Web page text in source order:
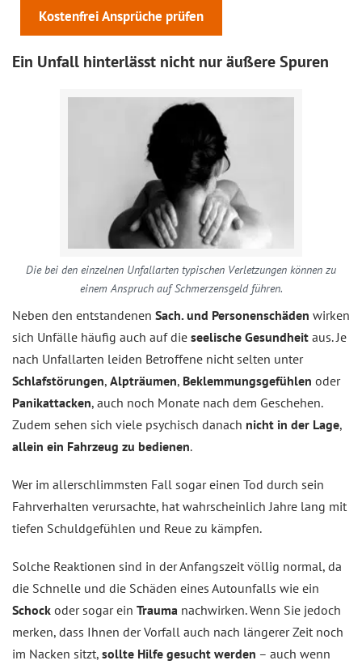
Kostenfrei Ansprüche prüfen
Ein Unfall hinterlässt nicht nur äußere Spuren
Die bei den einzelnen Unfallarten typischen Verletzungen können zu
einem Anspruch auf Schmerzensgeld führen.
Neben den entstandenen Sach. und Personenschäden wirken
sich Unfälle häufig auch auf die seelische Gesundheit aus. Je
nach Unfallarten leiden Betroffene nicht selten unter
Schlafstörungen, Alpträumen, Beklemmungsgefühlen oder
Panikattacken, auch noch Monate nach dem Geschehen.
Zudem sehen sich viele psychisch danach nicht in der Lage,
allein ein Fahrzeug zu bedienen.
Wer im allerschlimmsten Fall sogar einen Tod durch sein
Fahrverhalten verursachte, hat wahrscheinlich Jahre lang mit
tiefen Schuldgefühlen und Reue zu kämpfen.
Solche Reaktionen sind in der Anfangszeit völlig normal, da
die Schnelle und die Schäden eines Autounfalls wie ein
Schock oder sogar ein Trauma nachwirken. Wenn Sie jedoch
merken, dass Ihnen der Vorfall auch nach längerer Zeit noch
im Nacken sitzt, sollte Hilfe gesucht werden – auch wenn